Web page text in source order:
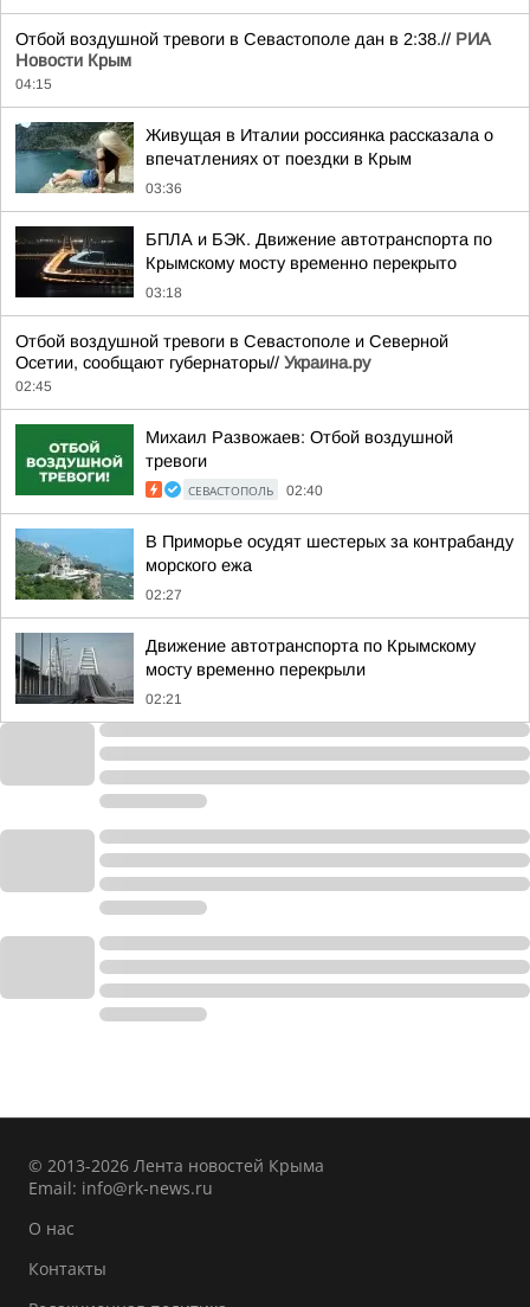
Отбой воздушной тревоги в Севастополе дан в 2:38.// РИА
Новости Крым
04:15
Живущая в Италии россиянка рассказала о
впечатлениях от поездки в Крым
03:36
БПЛА и БЭК. Движение автотранспорта по
Крымскому мосту временно перекрыто
03:18
Отбой воздушной тревоги в Севастополе и Северной
Осетии, сообщают губернаторы// Украина.ру
02:45
Михаил Развожаев: Отбой воздушной
тревоги
СЕВАСТОПОЛЬ 02:40
В Приморье осудят шестерых за контрабанду
морского ежа
02:27
Движение автотранспорта по Крымскому
мосту временно перекрыли
02:21
© 2013-2026 Лента новостей Крыма
Email: info@rk-news.ru
О нас
Контакты